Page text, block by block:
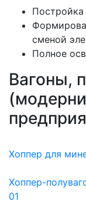
Постройка
сменой
Полное
Вагоны,
Хоппер для
Хоппер-
01